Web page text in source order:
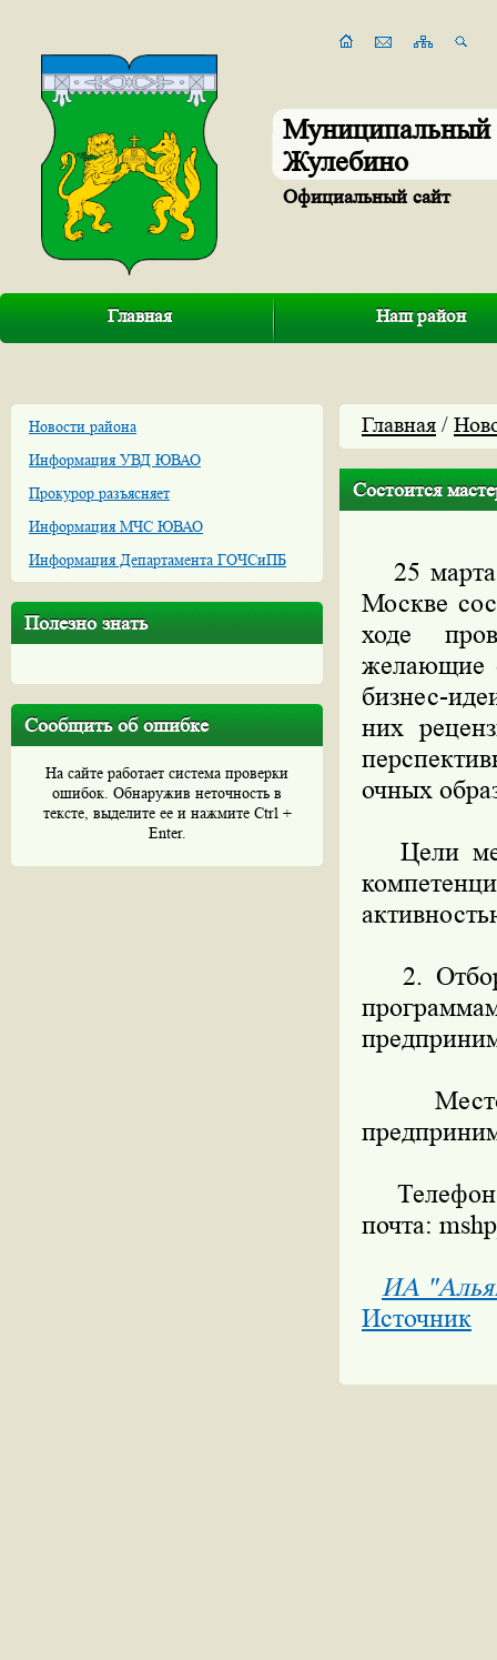
Муниципальный
Жулебино
Официальный сайт
Главная Наш район
Новости района
Информация УВД ЮВАО
Прокурор разъясняет
Информация МЧС ЮВАО
Информация Департамента ГОЧСиПБ
Полезно знать
Сообщить об ошибке
На сайте работает система проверки
ошибок. Обнаружив неточность в
тексте, выделите ее и нажмите Ctrl +
Enter.
Главная /
Состоится
25 марта
Москве
ходе
желающие
бизнес-
них
очных
Цели
2. Отбор
Место
Телефон
почта:
ИА
Источник